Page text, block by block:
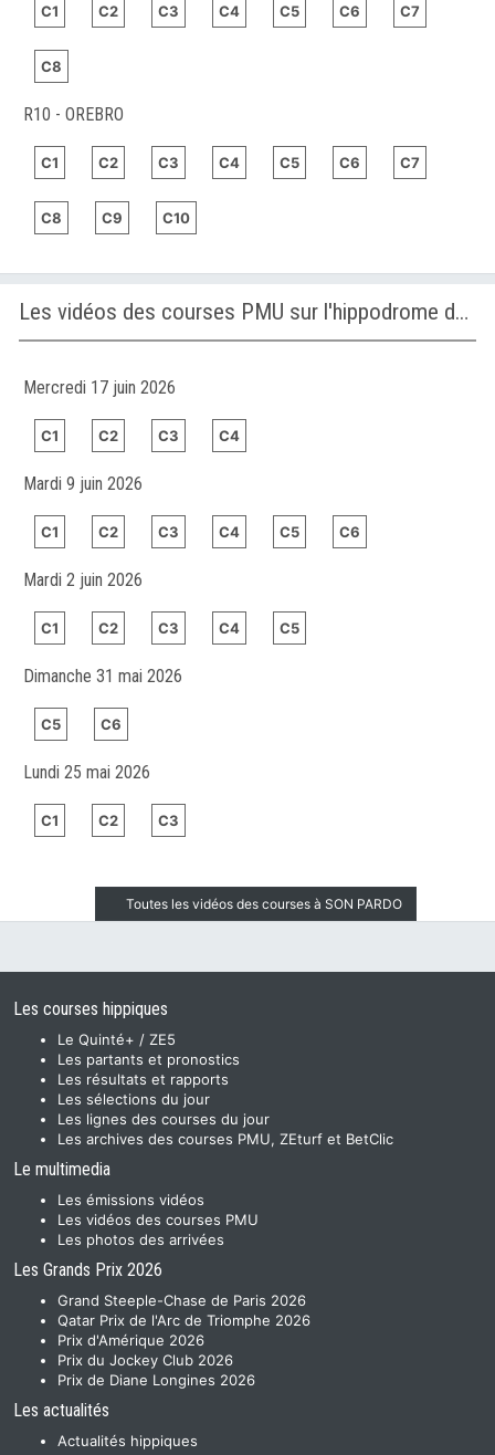
C1 C2 C3 C4 C5 C6 C7
C8
R10 - OREBRO
C1 C2 C3 C4 C5 C6 C7
C8 C9 C10
Les vidéos des courses PMU sur l'hippodrome de SON PARDO
Mercredi 17 juin 2026
C1 C2 C3 C4
Mardi 9 juin 2026
C1 C2 C3 C4 C5 C6
Mardi 2 juin 2026
C1 C2 C3 C4 C5
Dimanche 31 mai 2026
C5 C6
Lundi 25 mai 2026
C1 C2 C3
Toutes les vidéos des courses à SON PARDO
Les courses hippiques
Le Quinté+ / ZE5
Les partants et pronostics
Les résultats et rapports
Les sélections du jour
Les lignes des courses du jour
Les archives des courses PMU, ZEturf et BetClic
Le multimedia
Les émissions vidéos
Les vidéos des courses PMU
Les photos des arrivées
Les Grands Prix 2026
Grand Steeple-Chase de Paris 2026
Qatar Prix de l'Arc de Triomphe 2026
Prix d'Amérique 2026
Prix du Jockey Club 2026
Prix de Diane Longines 2026
Les actualités
Actualités hippiques